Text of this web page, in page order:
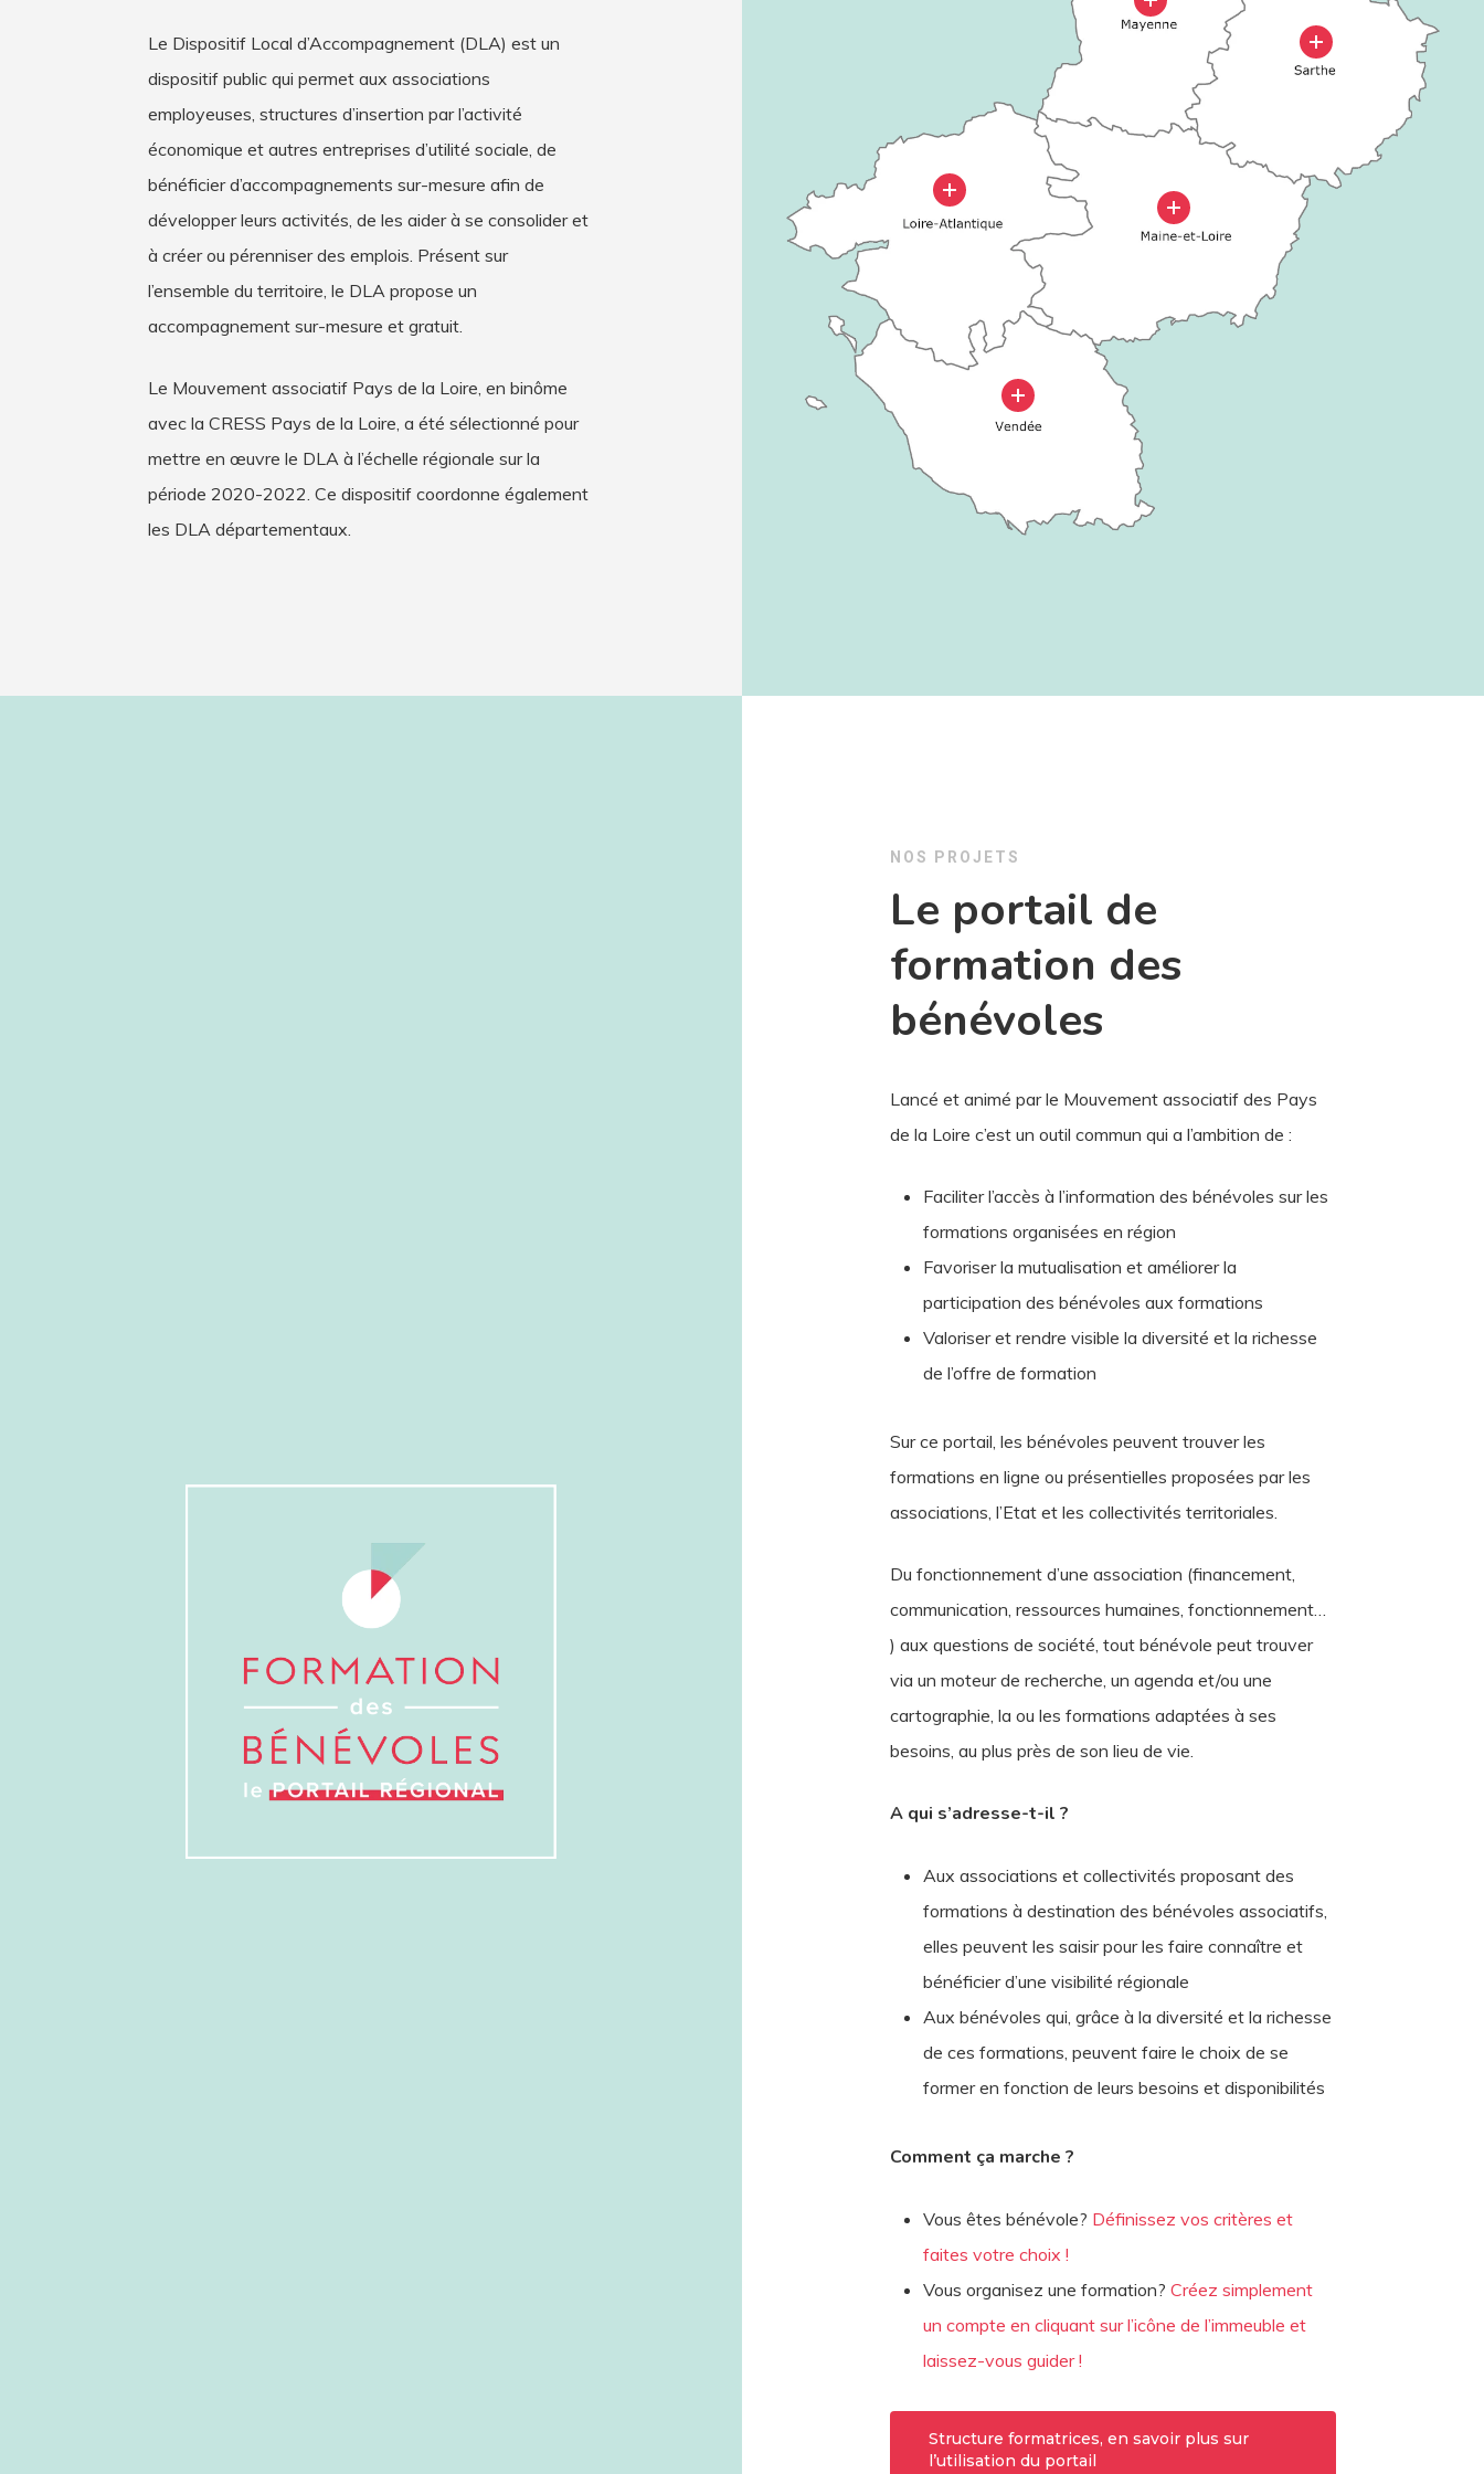
Le Dispositif Local d’Accompagnement (DLA) est un
dispositif public qui permet aux associations
employeuses, structures d’insertion par l’activité
économique et autres entreprises d’utilité sociale, de
bénéficier d’accompagnements sur-mesure afin de
développer leurs activités, de les aider à se consolider et
à créer ou pérenniser des emplois. Présent sur
l’ensemble du territoire, le DLA propose un
accompagnement sur-mesure et gratuit.
Le Mouvement associatif Pays de la Loire, en binôme
avec la CRESS Pays de la Loire, a été sélectionné pour
mettre en œuvre le DLA à l’échelle régionale sur la
période 2020-2022. Ce dispositif coordonne également
les DLA départementaux.
NOS PROJETS
Le portail de
formation des
bénévoles
Lancé et animé par le Mouvement associatif des Pays
de la Loire c’est un outil commun qui a l’ambition de :
Faciliter l’accès à l’information des bénévoles sur les
formations organisées en région
Favoriser la mutualisation et améliorer la
participation des bénévoles aux formations
Valoriser et rendre visible la diversité et la richesse
de l’offre de formation
Sur ce portail, les bénévoles peuvent trouver les
formations en ligne ou présentielles proposées par les
associations, l’Etat et les collectivités territoriales.
Du fonctionnement d’une association (financement,
communication, ressources humaines, fonctionnement…
) aux questions de société, tout bénévole peut trouver
via un moteur de recherche, un agenda et/ou une
cartographie, la ou les formations adaptées à ses
besoins, au plus près de son lieu de vie.
A qui s’adresse-t-il ?
Aux associations et collectivités proposant des
formations à destination des bénévoles associatifs,
elles peuvent les saisir pour les faire connaître et
bénéficier d’une visibilité régionale
Aux bénévoles qui, grâce à la diversité et la richesse
de ces formations, peuvent faire le choix de se
former en fonction de leurs besoins et disponibilités
Comment ça marche ?
Vous êtes bénévole? Définissez vos critères et
faites votre choix !
Vous organisez une formation?Créez simplement
un compte en cliquant sur l’icône de l’immeuble et
laissez-vous guider !
Structure formatrices, en savoir plus sur
l’utilisation du portail